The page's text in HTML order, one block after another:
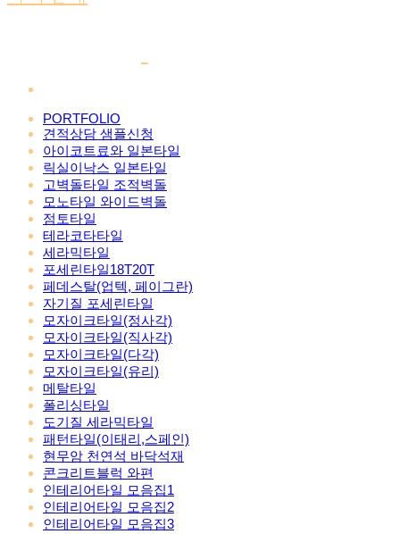
PORTFOLIO
견적상담 샘플신청
아이코트료와 일본타일
릭실이낙스 일본타일
고벽돌타일 조적벽돌
모노타일 와이드벽돌
점토타일
테라코타타일
세라믹타일
포세린타일18T20T
페데스탈(업텍, 페이그란)
자기질 포세린타일
모자이크타일(정사각)
모자이크타일(직사각)
모자이크타일(다각)
모자이크타일(유리)
메탈타일
폴리싱타일
도기질 세라믹타일
패턴타일(이태리,스페인)
현무암 천연석 바닥석재
콘크리트블럭 와편
인테리어타일 모음집1
인테리어타일 모음집2
인테리어타일 모음집3